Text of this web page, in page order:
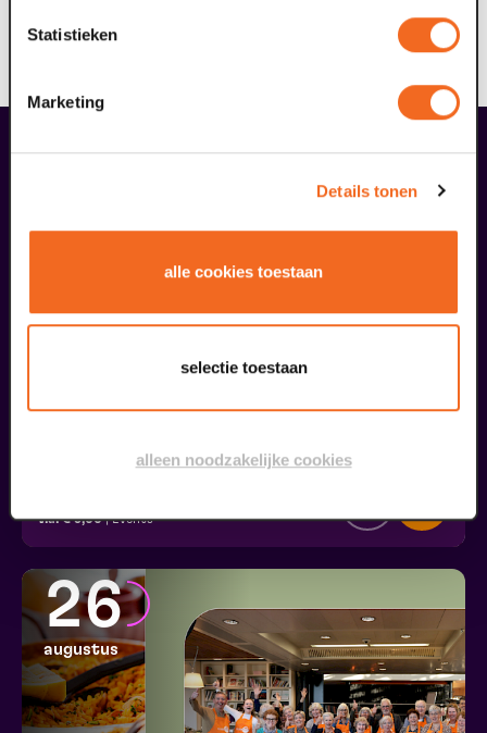
Statistieken
Marketing
Details tonen
alle cookies toestaan
selectie toestaan
alleen noodzakelijke cookies
streven ernaar dat één van de zes wandelroutes ook
voor deze doelgroep toegankelijk is; mogelijk met
Ouwehoeren
v.a. € 5,00| Events
26
augustus